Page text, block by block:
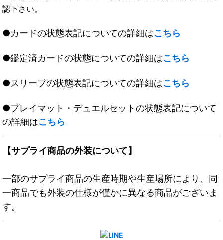
認下さい。
●カードの状態表記についての詳細はこちら
●鑑定済カードの状態についての詳細はこちら
●スリーブの状態表記についての詳細はこちら
●プレイマット・デュエルセットの状態表記について
の詳細はこちら
【サプライ商品の外装について】
一部のサプライ商品の生産時期や生産場所により、同
一商品でも外装の仕様が僅かに異なる商品がございま
す。